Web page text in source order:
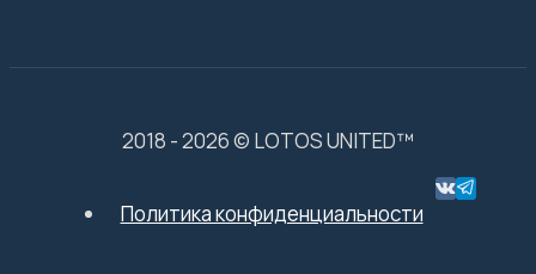
2018 - 2026 © LOTOS UNITED™
Политика конфиденциальности